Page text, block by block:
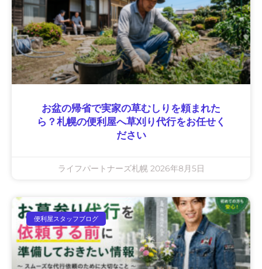
お盆の帰省で実家の草むしりを頼まれた
ら？札幌の便利屋へ草刈り代行をお任せく
ださい
ライフパートナーズ札幌 2026年8月5日
便利屋スタッフブログ